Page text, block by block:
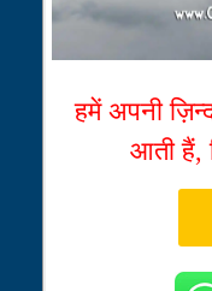
हमें अपनी
आती हैं,